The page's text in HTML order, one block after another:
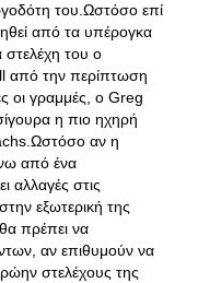
του.Ωστόσο επί
από τα υπέρογκα
στελέχη του ο
από την περίπτωση
οι γραμμές, ο Greg
η πιο ηχηρή
αν η
από ένα
αλλαγές στις
εξωτερική της
πρέπει να
αν επιθυμούν να
στελέχους της